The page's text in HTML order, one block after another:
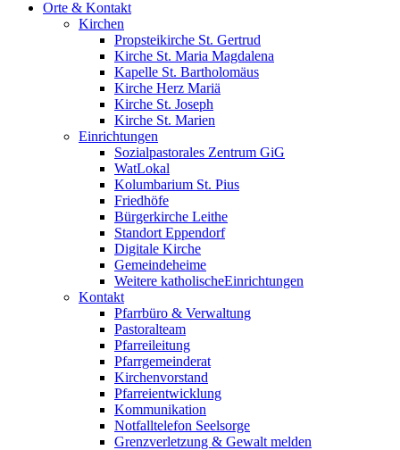
Orte & Kontakt
Kirchen
Propsteikirche St. Gertrud
Kirche St. Maria Magdalena
Kapelle St. Bartholomäus
Kirche Herz Mariä
Kirche St. Joseph
Kirche St. Marien
Einrichtungen
Sozialpastorales Zentrum GiG
WatLokal
Kolumbarium St. Pius
Friedhöfe
Bürgerkirche Leithe
Standort Eppendorf
Digitale Kirche
Gemeindeheime
Weitere katholische­­Einrichtungen
Kontakt
Pfarrbüro & Verwaltung
Pastoralteam
Pfarreileitung
Pfarrgemeinderat
Kirchenvorstand
Pfarreientwicklung
Kommunikation
Notfalltelefon Seelsorge
Grenzverletzung & Gewalt melden